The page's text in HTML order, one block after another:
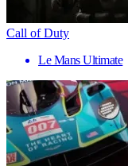
Call of Duty
Le Mans Ultimate